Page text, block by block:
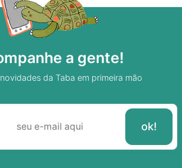
a gente!
da Taba em primeira mão